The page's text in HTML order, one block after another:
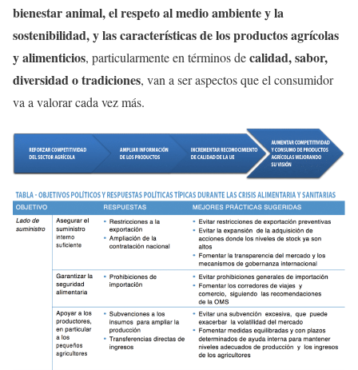
bienestar animal, el respeto al medio ambiente y la
sostenibilidad, y las características de los productos agrícolas
y alimenticios, particularmente en términos decalidad, sabor,
diversidad o tradiciones, van a ser aspectos que el consumidor
va a valorar cada vez más.